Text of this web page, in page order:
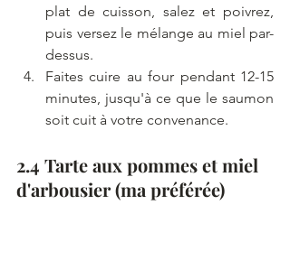
plat de cuisson, salez et poivrez,
puis versez le mélange au miel par-
dessus.
Faites cuire au four pendant 12-15
minutes, jusqu'à ce que le saumon
soit cuit à votre convenance.
2.4 Tarte aux pommes et miel
d'arbousier (ma préférée)